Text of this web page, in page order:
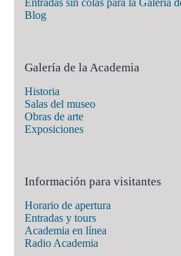
Blog
Galería de la Academia
Historia
Salas del museo
Obras de arte
Exposiciones
Información para visitantes
Horario de apertura
Entradas y tours
Academia en línea
Radio Academia